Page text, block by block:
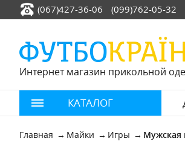
(067)427-36-06 (099)762-05-32
Интернет магазин прикольной
КАТАЛОГ
Главная Майки Игры Мужская